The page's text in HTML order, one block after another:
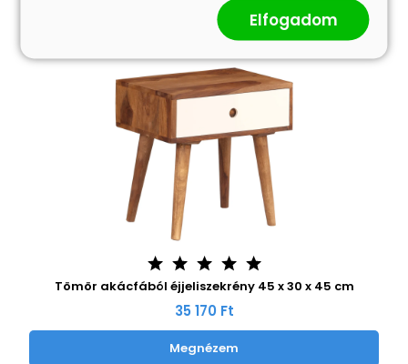
Tömör akácfából éjjeliszekrény 45 x 30 x 45 cm
35 170 Ft
Megnézem
Elfogadom